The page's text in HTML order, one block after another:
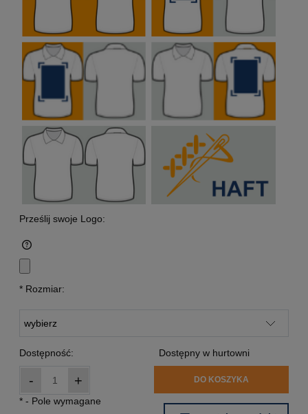
Prześlij swoje Logo:
* Rozmiar:
Dostępność: Dostępny w hurtowni
- + DO KOSZYKA
* - Pole wymagane